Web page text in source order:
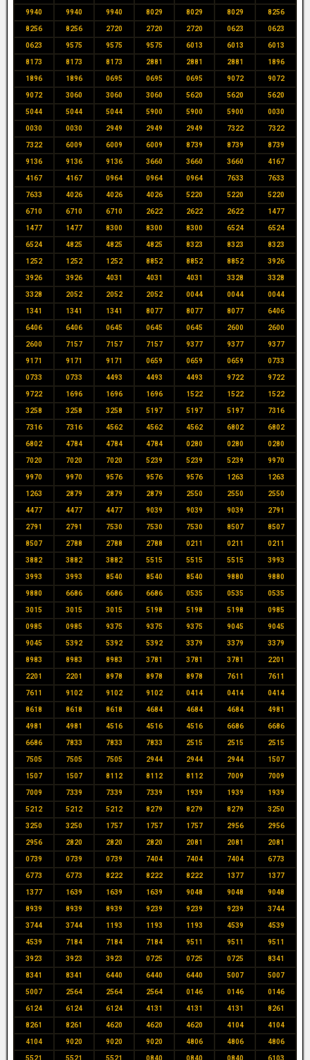
9940 9940 9940 8029 8029 8029 8256
8256 8256 2720 2720 2720 0623 0623
0623 9575 9575 9575 6013 6013 6013
8173 8173 8173 2881 2881 2881 1896
1896 1896 0695 0695 0695 9072 9072
9072 3060 3060 3060 5620 5620 5620
5044 5044 5044 5900 5900 5900 0030
0030 0030 2949 2949 2949 7322 7322
7322 6009 6009 6009 8739 8739 8739
9136 9136 9136 3660 3660 3660 4167
4167 4167 0964 0964 0964 7633 7633
7633 4026 4026 4026 5220 5220 5220
6710 6710 6710 2622 2622 2622 1477
1477 1477 8300 8300 8300 6524 6524
6524 4825 4825 4825 8323 8323 8323
1252 1252 1252 8852 8852 8852 3926
3926 3926 4031 4031 4031 3328 3328
3328 2052 2052 2052 0044 0044 0044
1341 1341 1341 8077 8077 8077 6406
6406 6406 0645 0645 0645 2600 2600
2600 7157 7157 7157 9377 9377 9377
9171 9171 9171 0659 0659 0659 0733
0733 0733 4493 4493 4493 9722 9722
9722 1696 1696 1696 1522 1522 1522
3258 3258 3258 5197 5197 5197 7316
7316 7316 4562 4562 4562 6802 6802
6802 4784 4784 4784 0280 0280 0280
7020 7020 7020 5239 5239 5239 9970
9970 9970 9576 9576 9576 1263 1263
1263 2879 2879 2879 2550 2550 2550
4477 4477 4477 9039 9039 9039 2791
2791 2791 7530 7530 7530 8507 8507
8507 2788 2788 2788 0211 0211 0211
3882 3882 3882 5515 5515 5515 3993
3993 3993 8540 8540 8540 9880 9880
9880 6686 6686 6686 0535 0535 0535
3015 3015 3015 5198 5198 5198 0985
0985 0985 9375 9375 9375 9045 9045
9045 5392 5392 5392 3379 3379 3379
8983 8983 8983 3781 3781 3781 2201
2201 2201 8978 8978 8978 7611 7611
7611 9102 9102 9102 0414 0414 0414
8618 8618 8618 4684 4684 4684 4981
4981 4981 4516 4516 4516 6686 6686
6686 7833 7833 7833 2515 2515 2515
7505 7505 7505 2944 2944 2944 1507
1507 1507 8112 8112 8112 7009 7009
7009 7339 7339 7339 1939 1939 1939
5212 5212 5212 8279 8279 8279 3250
3250 3250 1757 1757 1757 2956 2956
2956 2820 2820 2820 2081 2081 2081
0739 0739 0739 7404 7404 7404 6773
6773 6773 8222 8222 8222 1377 1377
1377 1639 1639 1639 9048 9048 9048
8939 8939 8939 9239 9239 9239 3744
3744 3744 1193 1193 1193 4539 4539
4539 7184 7184 7184 9511 9511 9511
3923 3923 3923 0725 0725 0725 8341
8341 8341 6440 6440 6440 5007 5007
5007 2564 2564 2564 0146 0146 0146
6124 6124 6124 4131 4131 4131 8261
8261 8261 4620 4620 4620 4104 4104
4104 9020 9020 9020 4806 4806 4806
5521 5521 5521 0840 0840 0840 6103